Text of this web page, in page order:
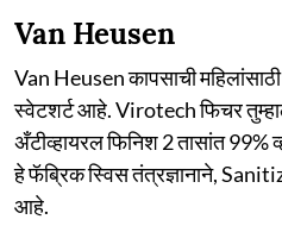
Van Heusen
Van Heusen कापसाची
स्वेटशर्ट आहे. Virotech फिचर
अँटीव्हायरल फिनिश 2 तासांत 99%
हे फॅब्रिक स्विस तंत्रज्ञानाने,
आहे.